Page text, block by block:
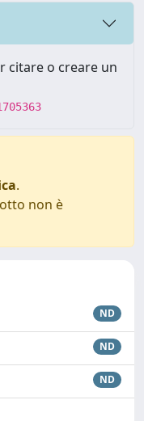
citare o creare un
.
non è
ND
ND
ND